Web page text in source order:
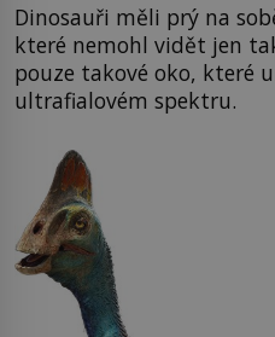
Dinosauři měli prý na
které nemohl vidět jen
pouze takové oko, které
ultrafialovém spektru.